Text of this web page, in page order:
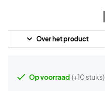
Over het product
Op voorraad (+10 stuks)